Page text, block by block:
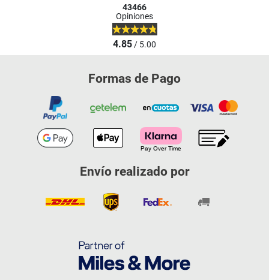
43466
Opiniones
4.85/ 5.00
Formas de Pago
Envío realizado por